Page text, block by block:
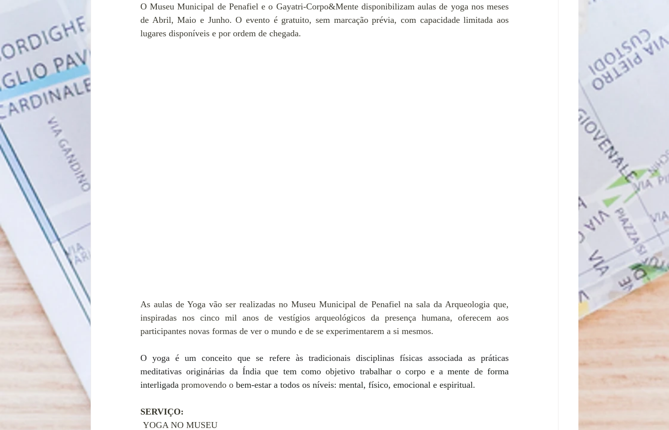
O Museu Municipal de Penafiel e o Gayatri-Corpo&Mente disponibilizam aulas de yoga nos meses
de Abril, Maio e Junho. O evento é gratuito, sem marcação prévia, com capacidade limitada aos
lugares disponíveis e por ordem de chegada.
As aulas de Yoga vão ser realizadas no Museu Municipal de Penafiel na sala da Arqueologia que,
inspiradas nos cinco mil anos de vestígios arqueológicos da presença humana, oferecem aos
participantes novas formas de ver o mundo e de se experimentarem a si mesmos.
O yoga é um conceito que se refere às tradicionais disciplinas físicas associada as práticas
meditativas originárias da Índia que tem como objetivo trabalhar o corpo e a mente de forma
interligada promovendo o bem-estar a todos os níveis: mental, físico, emocional e espiritual.
SERVIÇO:
YOGA NO MUSEU